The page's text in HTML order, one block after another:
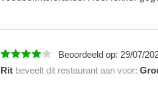
Beoordeeld op: 29/07/
Ritbeveelt dit restaurant aan voor: